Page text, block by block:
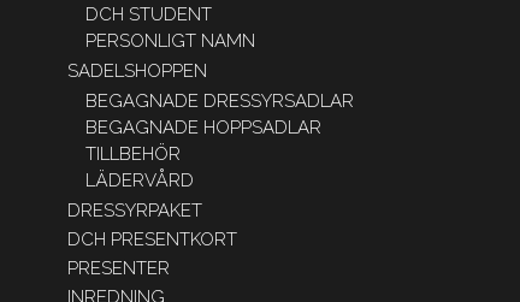
DCH STUDENT
PERSONLIGT NAMN
SADELSHOPPEN
BEGAGNADE DRESSYRSADLAR
BEGAGNADE HOPPSADLAR
TILLBEHÖR
LÄDERVÅRD
DRESSYRPAKET
DCH PRESENTKORT
PRESENTER
INREDNING